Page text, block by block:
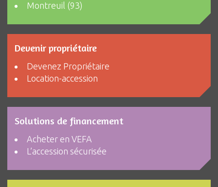
Montreuil (93)
Devenir propriétaire
Devenez Propriétaire
Location-accession
Solutions de financement
Acheter en VEFA
L’accession sécurisée